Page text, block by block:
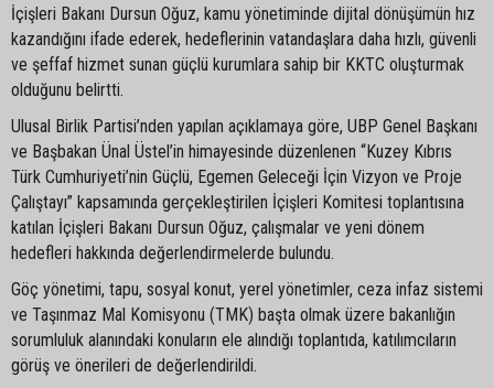
İçişleri Bakanı Dursun Oğuz, kamu yönetiminde dijital dönüşümün hız
kazandığını ifade ederek, hedeflerinin vatandaşlara daha hızlı, güvenli
ve şeffaf hizmet sunan güçlü kurumlara sahip bir KKTC oluşturmak
olduğunu belirtti.
Ulusal Birlik Partisi’nden yapılan açıklamaya göre, UBP Genel Başkanı
ve Başbakan Ünal Üstel’in himayesinde düzenlenen “Kuzey Kıbrıs
Türk Cumhuriyeti’nin Güçlü, Egemen Geleceği İçin Vizyon ve Proje
Çalıştayı” kapsamında gerçekleştirilen İçişleri Komitesi toplantısına
katılan İçişleri Bakanı Dursun Oğuz, çalışmalar ve yeni dönem
hedefleri hakkında değerlendirmelerde bulundu.
Göç yönetimi, tapu, sosyal konut, yerel yönetimler, ceza infaz sistemi
ve Taşınmaz Mal Komisyonu (TMK) başta olmak üzere bakanlığın
sorumluluk alanındaki konuların ele alındığı toplantıda, katılımcıların
görüş ve önerileri de değerlendirildi.